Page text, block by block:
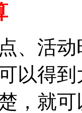
、活
以得
，就